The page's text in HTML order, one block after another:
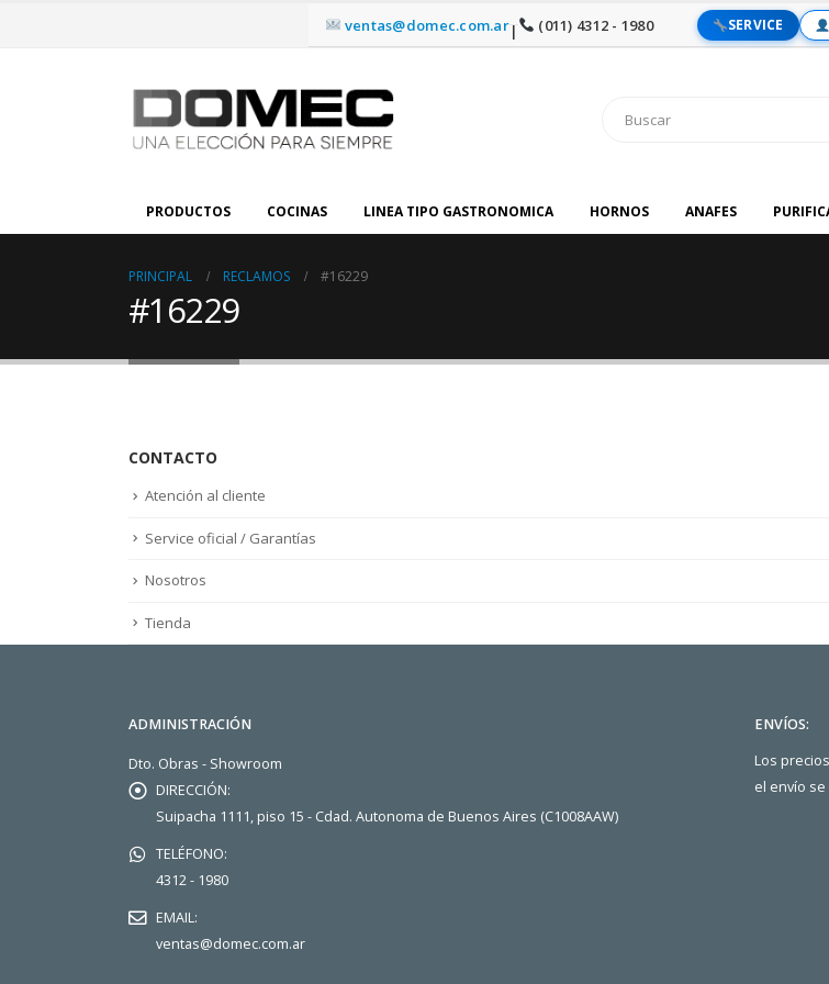
ventas@domec.com.ar| (011) 4312 - 1980 SERVICE
PRODUCTOS COCINAS LINEA TIPO GASTRONOMICA HORNOS ANAFES
PRINCIPAL RECLAMOS #16229
#16229
CONTACTO
Atención al cliente
Service oficial / Garantías
Nosotros
Tienda
ADMINISTRACIÓN
Dto. Obras - Showroom
DIRECCIÓN:
Suipacha 1111, piso 15 - Cdad. Autonoma de Buenos Aires (C1008AAW)
TELÉFONO:
4312 - 1980
EMAIL:
ventas@domec.com.ar
ENVÍOS:
Los
el envío